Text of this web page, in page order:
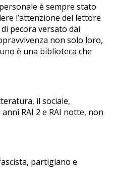
è sempre stato
l’attenzione del lettore
pecora versato dai
non solo loro,
è una biblioteca che
il sociale,
RAI 2 e RAI notte, non
partigiano e